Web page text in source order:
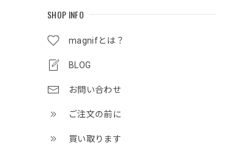
SHOP INFO
magnifとは？
BLOG
お問い合わせ
ご注文の前に
買い取ります